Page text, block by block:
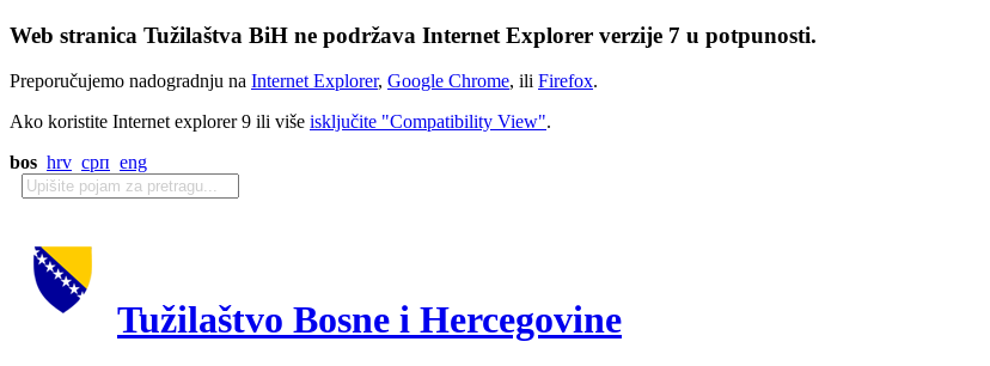
Web stranica Tužilaštva BiH ne podržava Internet Explorer verzije 7 u potpunosti.
Preporučujemo nadogradnju na Internet Explorer, Google Chrome, ili Firefox.
Ako koristite Internet explorer 9 ili više isključite "Compatibility View".
bos hrv срп eng
Tužilaštvo Bosne i Hercegovine